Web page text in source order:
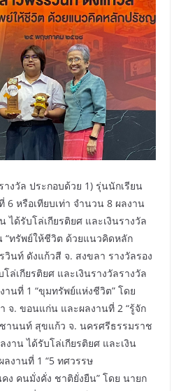
งวัล ประกอบด้วย 1) รุ่นนักเรียน
6 หรือเทียบเท่า จำนวน 8 ผลงาน
ได้รับโล่เกียรติยศ และเงินรางวัล
“ทรัพย์ให้ชีวิต ด้วยแนวคิดหลัก
นท์ ดังแก้วสี จ. สงขลา รางวัลรอง
ล่เกียรติยศ และเงินรางวัลรางวัล
านที่ 1 “ขุมทรัพย์แห่งชีวิต” โดย
จ. ขอนแก่น และผลงานที่ 2 “รู้จัก
านนท์ สุขแก้ว จ. นครศรีธรรมราช
งาน ได้รับโล่เกียรติยศ และเงิน
ลงานที่ 1 “5 ทศวรรษ
ง คนมั่งคั่ง ชาติยั่งยืน” โดย นายก